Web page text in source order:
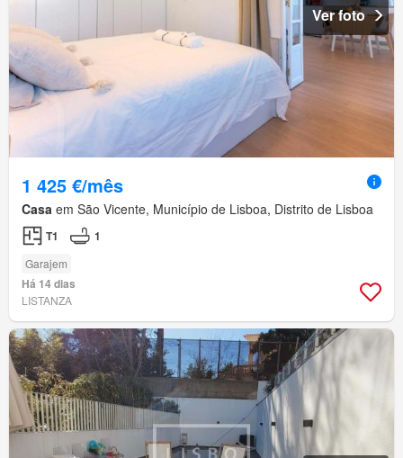
Ver foto
1 425 €/mês
Casa em São Vicente, Município de Lisboa, Distrito de Lisboa
T1 1
Garajem
Há 14 dias
LISTANZA